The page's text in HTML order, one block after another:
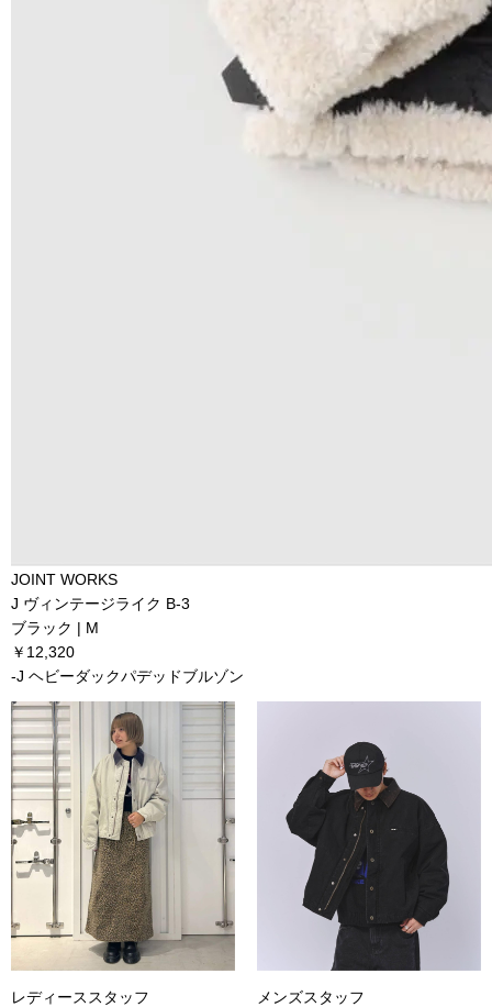
JOINT WORKS
J ヴィンテージライク B-3
ブラック | M
￥12,320
-J ヘビーダックパデッドブルゾン
レディーススタッフ
メンズスタッフ